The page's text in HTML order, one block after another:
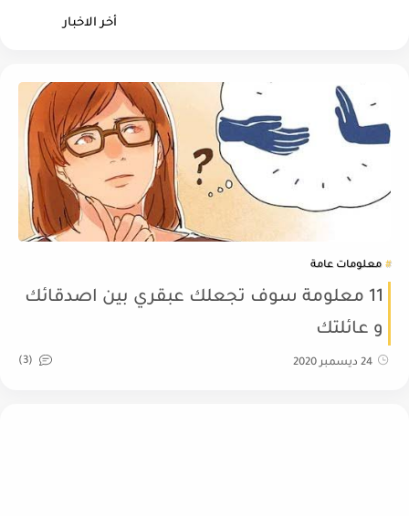
أخر الاخبار
معلومات عامة
11 معلومة سوف تجعلك عبقري بين اصدقائك
و عائلتك
24 ديسمبر 2020 (3)